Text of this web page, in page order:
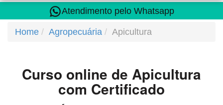
Atendimento pelo Whatsapp
Home Agropecuária Apicultura
Curso online de Apicultura
com Certificado